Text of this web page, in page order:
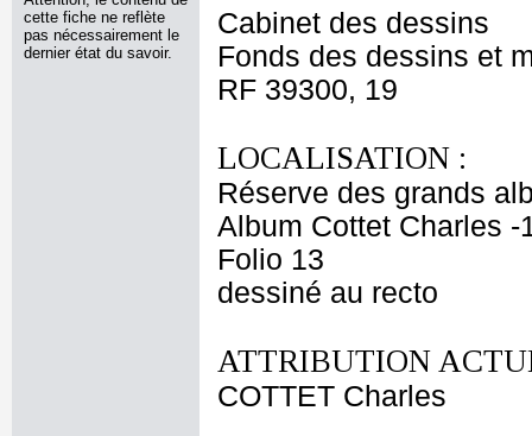
cette fiche ne reflète
pas nécessairement le
dernier état du savoir.
Cabinet des dessins
Fonds des dessins et
RF 39300, 19
LOCALISATION :
Réserve des grands
Album Cottet Charles -
Folio 13
dessiné au recto
ATTRIBUTION
COTTET Charles